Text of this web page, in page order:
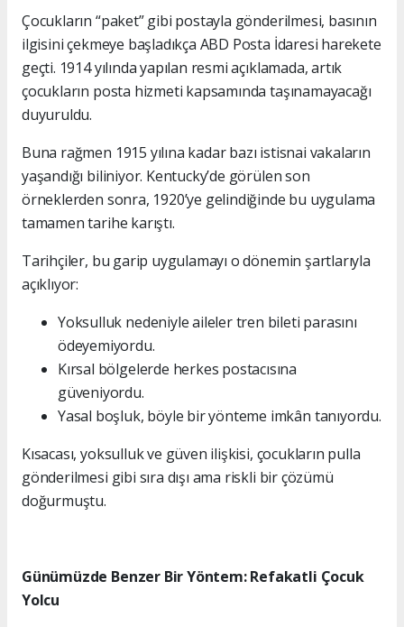
Çocukların “paket” gibi postayla gönderilmesi, basının
ilgisini çekmeye başladıkça ABD Posta İdaresi harekete
geçti. 1914 yılında yapılan resmi açıklamada, artık
çocukların posta hizmeti kapsamında taşınamayacağı
duyuruldu.
Buna rağmen 1915 yılına kadar bazı istisnai vakaların
yaşandığı biliniyor. Kentucky’de görülen son
örneklerden sonra, 1920’ye gelindiğinde bu uygulama
tamamen tarihe karıştı.
Tarihçiler, bu garip uygulamayı o dönemin şartlarıyla
açıklıyor:
Yoksulluk nedeniyle aileler tren bileti parasını
ödeyemiyordu.
Kırsal bölgelerde herkes postacısına
güveniyordu.
Yasal boşluk, böyle bir yönteme imkân tanıyordu.
Kısacası, yoksulluk ve güven ilişkisi, çocukların pulla
gönderilmesi gibi sıra dışı ama riskli bir çözümü
doğurmuştu.
Günümüzde Benzer Bir Yöntem: Refakatli Çocuk
Yolcu